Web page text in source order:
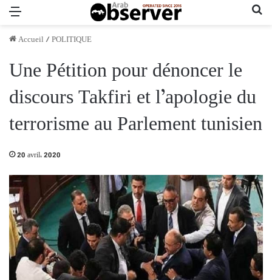
Accueil /POLITIQUE
Une Pétition pour dénoncer le
discours Takfiri et l’apologie du
terrorisme au Parlement tunisien
20 avril، 2020